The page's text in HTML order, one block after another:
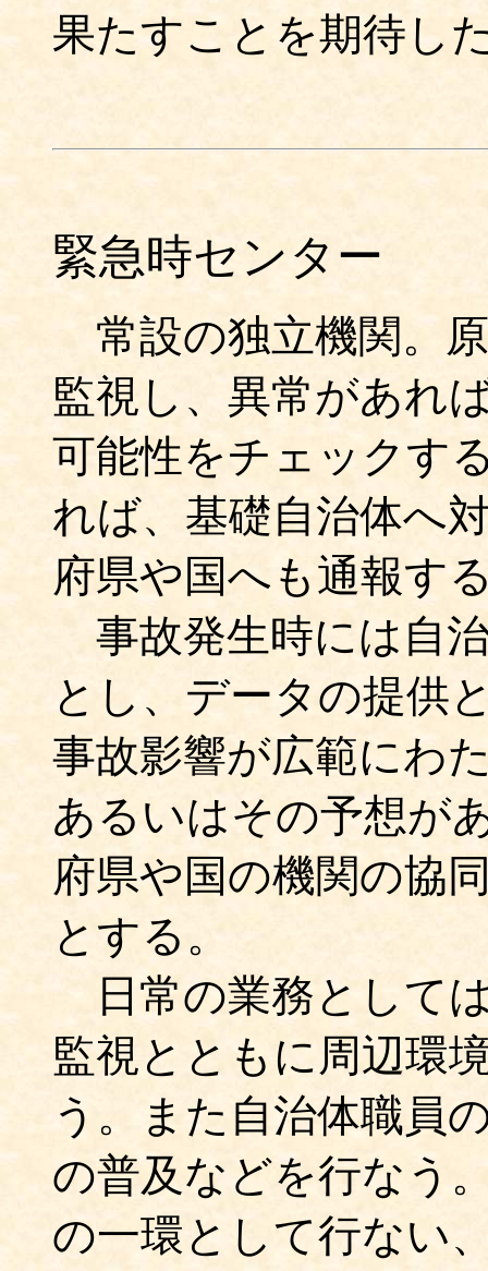
果たすことを期待し
緊急時センター
常設の独立機関。
監視し、異常があれ
可能性をチェックす
れば、基礎自治体へ
府県や国へも通報す
事故発生時には自
とし、データの提供
事故影響が広範にわ
あるいはその予想が
府県や国の機関の協
とする。
日常の業務として
監視とともに周辺環
う。また自治体職員
の普及などを行なう
の一環として行ない